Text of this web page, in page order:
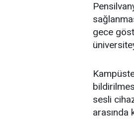
gece
sesli
arasında